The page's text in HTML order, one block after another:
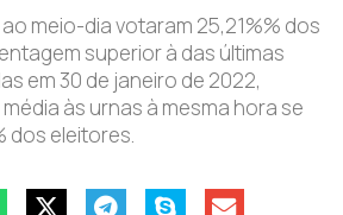
meio-dia votaram 25,21%% dos
superior à das últimas
em 30 de janeiro de 2022,
às urnas à mesma hora se
dos eleitores.